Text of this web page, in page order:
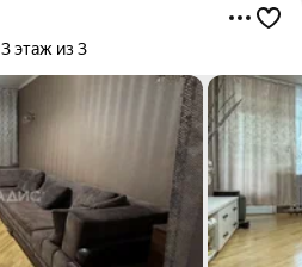
3 этаж из 3